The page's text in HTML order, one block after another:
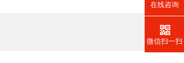
在线咨询
微信扫一扫